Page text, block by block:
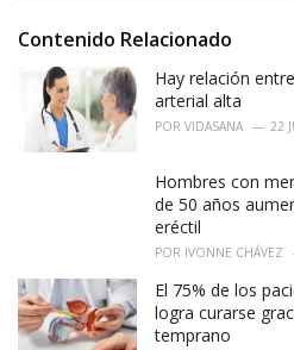
s
Contenido Relacionado
Hay relación
arterial alta
POR VIDASANA 22
Hombres con
de 50 años
eréctil
POR IVONNE CHÁVEZ
El 75% de los
logra curarse
temprano